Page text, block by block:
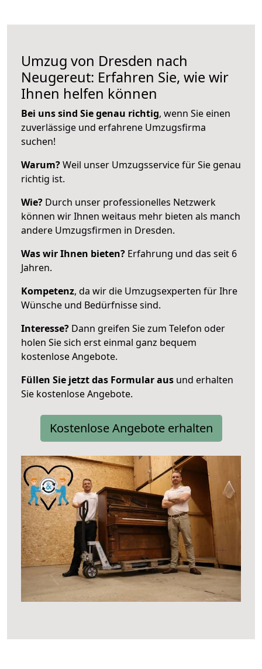
Umzug von Dresden nach
Neugereut: Erfahren Sie, wie wir
Ihnen helfen können
Bei uns sind Sie genau richtig, wenn Sie einen
zuverlässige und erfahrene Umzugsfirma
suchen!
Warum?Weil unser Umzugsservice für Sie genau
richtig ist.
Wie? Durch unser professionelles Netzwerk
können wir Ihnen weitaus mehr bieten als manch
andere Umzugsfirmen in Dresden.
Was wir Ihnen bieten? Erfahrung und das seit 6
Jahren.
Kompetenz, da wir die Umzugsexperten für Ihre
Wünsche und Bedürfnisse sind.
Interesse? Dann greifen Sie zum Telefon oder
holen Sie sich erst einmal ganz bequem
kostenlose Angebote.
Füllen Sie jetzt das Formular aus und erhalten
Sie kostenlose Angebote.
Kostenlose Angebote erhalten